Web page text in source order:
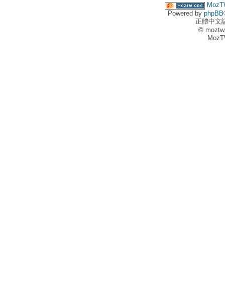
Powered by phpBB
正體中文
©